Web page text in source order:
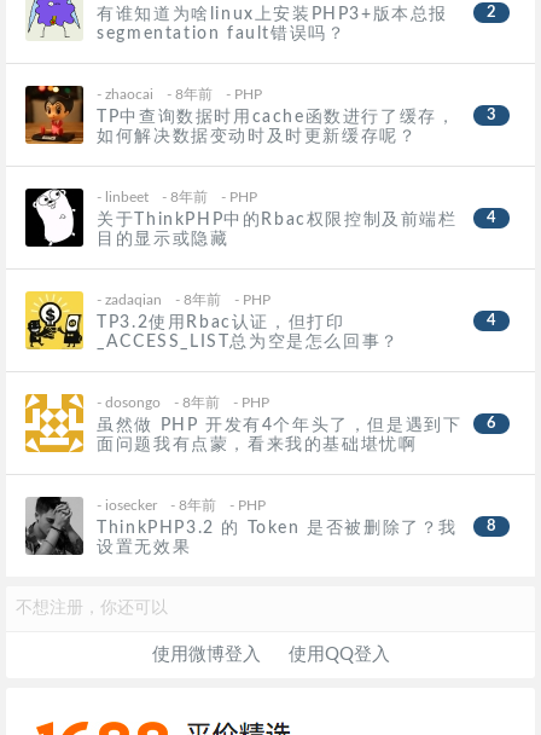
有谁知道为啥linux上安装PHP3+版本总报
segmentation fault错误吗？
2
TP中查询数据时用cache函数进行了缓存，
如何解决数据变动时及时更新缓存呢？
-zhaocai - 8年前 - PHP
3
关于ThinkPHP中的Rbac权限控制及前端栏
目的显示或隐藏
- linbeet - 8年前 - PHP
4
TP3.2使用Rbac认证，但打印
_ACCESS_LIST总为空是怎么回事？
-zadaqian - 8年前 - PHP
4
虽然做 PHP 开发有4个年头了，但是遇到下
面问题我有点蒙，看来我的基础堪忧啊
-dosongo - 8年前 - PHP
6
ThinkPHP3.2 的 Token 是否被删除了？我
设置无效果
- iosecker - 8年前 - PHP
8
不想注册，你还可以
使用微博登入 使用QQ登入